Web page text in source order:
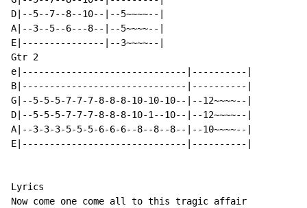
D|--5--7--8--10--|--5~~~~--|
A|--3--5--6---8--|--5~~~~--|
E|---------------|--3~~~~--|
Gtr 2
e|------------------------------|----------|
B|------------------------------|----------|
G|--5-5-5-7-7-7-8-8-8-10-10-10--|--12~~~~--|
D|--5-5-5-7-7-7-8-8-8-10-1--10--|--12~~~~--|
A|--3-3-3-5-5-5-6-6-6--8--8--8--|--10~~~~--|
E|------------------------------|----------|
Lyrics
Now come one come all to this tragic affair